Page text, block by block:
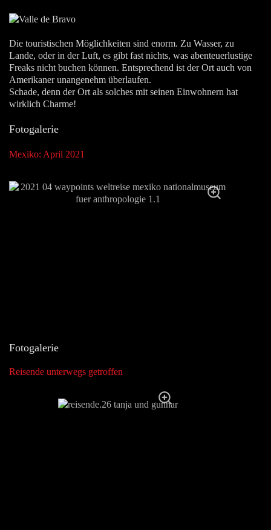
Die touristischen Möglichkeiten sind enorm. Zu Wasser, zu
Lande, oder in der Luft, es gibt fast nichts, was abenteuerlustige
Freaks nicht buchen können. Entsprechend ist der Ort auch von
Amerikaner unangenehm überlaufen.
Schade, denn der Ort als solches mit seinen Einwohnern hat
wirklich Charme!
Fotogalerie
Mexiko: April 2021
Fotogalerie
Reisende unterwegs getroffen